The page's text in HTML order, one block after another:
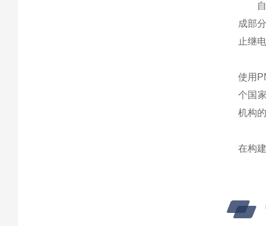
自
成部
止继
使用
个国
机构
在构